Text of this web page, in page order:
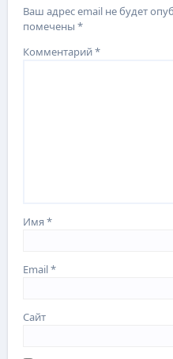
Ваш адрес email не будет
помечены*
Комментарий*
Имя*
Email*
Сайт